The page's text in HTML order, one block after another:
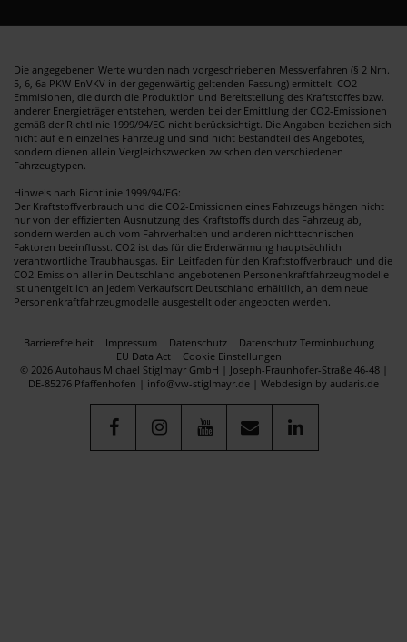
Die angegebenen Werte wurden nach vorgeschriebenen Messverfahren (§ 2 Nrn.
5, 6, 6a PKW-EnVKV in der gegenwärtig geltenden Fassung) ermittelt. CO2-
Emmisionen, die durch die Produktion und Bereitstellung des Kraftstoffes bzw.
anderer Energieträger entstehen, werden bei der Emittlung der CO2-Emissionen
gemäß der Richtlinie 1999/94/EG nicht berücksichtigt. Die Angaben beziehen sich
nicht auf ein einzelnes Fahrzeug und sind nicht Bestandteil des Angebotes,
sondern dienen allein Vergleichszwecken zwischen den verschiedenen
Fahrzeugtypen.
Hinweis nach Richtlinie 1999/94/EG:
Der Kraftstoffverbrauch und die CO2-Emissionen eines Fahrzeugs hängen nicht
nur von der effizienten Ausnutzung des Kraftstoffs durch das Fahrzeug ab,
sondern werden auch vom Fahrverhalten und anderen nichttechnischen
Faktoren beeinflusst. CO2 ist das für die Erderwärmung hauptsächlich
verantwortliche Traubhausgas. Ein Leitfaden für den Kraftstoffverbrauch und die
CO2-Emission aller in Deutschland angebotenen Personenkraftfahrzeugmodelle
ist unentgeltlich an jedem Verkaufsort Deutschland erhältlich, an dem neue
Personenkraftfahrzeugmodelle ausgestellt oder angeboten werden.
Barrierefreiheit Impressum Datenschutz
Datenschutz Terminbuchung
EU Data Act
Cookie Einstellungen
© 2026 Autohaus Michael Stiglmayr GmbH | Joseph-Fraunhofer-Straße 46-48 |
DE-85276 Pfaffenhofen | info@vw-stiglmayr.de | Webdesign by audaris.de